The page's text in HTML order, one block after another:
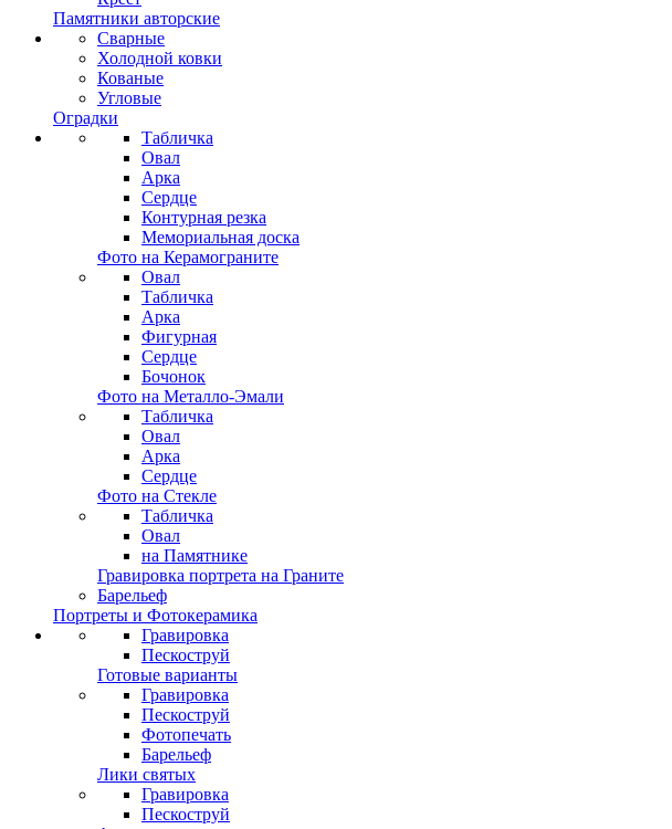
Памятники авторские
Сварные
Холодной ковки
Кованые
Угловые
Оградки
Табличка
Овал
Арка
Сердце
Контурная резка
Мемориальная доска
Фото на Керамограните
Овал
Табличка
Арка
Фигурная
Сердце
Бочонок
Фото на Металло-Эмали
Табличка
Овал
Арка
Сердце
Фото на Стекле
Табличка
Овал
на Памятнике
Гравировка портрета на Граните
Барельеф
Портреты и Фотокерамика
Гравировка
Пескоструй
Готовые варианты
Гравировка
Пескоструй
Фотопечать
Барельеф
Лики святых
Гравировка
Пескоструй